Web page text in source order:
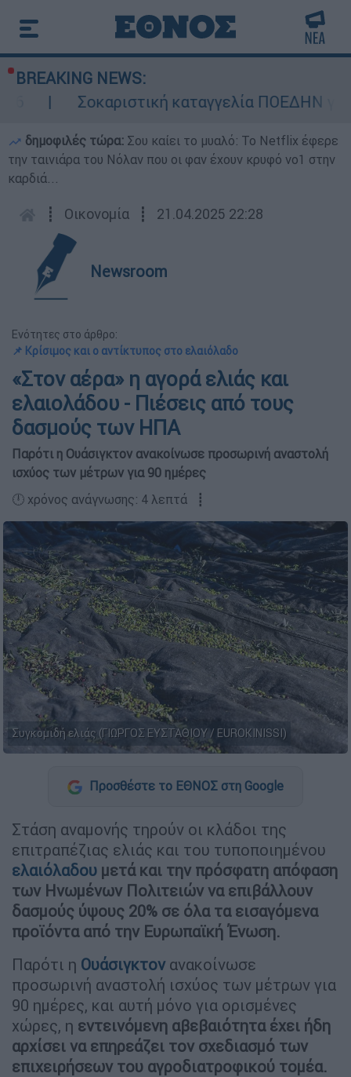
BREAKING NEWS:
Σοκαριστική καταγγελία ΠΟΕΔΗΝ για
δημοφιλές τώρα: Σου καίει το μυαλό: Το Netflix έφερε
την ταινιάρα του Νόλαν που οι φαν έχουν κρυφό νο1 στην
καρδιά...
┋ Οικονομία ┋ 21.04.2025 22:28
Newsroom
Ενότητες στο άρθρο:
📌 Κρίσιμος και ο αντίκτυπος στο ελαιόλαδο
«Στον αέρα» η αγορά ελιάς και
ελαιολάδου - Πιέσεις από τους
δασμούς των ΗΠΑ
Παρότι η Ουάσιγκτον ανακοίνωσε προσωρινή αναστολή
ισχύος των μέτρων για 90 ημέρες
🕛 χρόνος ανάγνωσης: 4 λεπτά ┋
Συγκομιδή ελιάς (ΓΙΩΡΓΟΣ ΕΥΣΤΑΘΙΟΥ / EUROKINISSI)
Προσθέστε το ΕΘΝΟΣ στη Google
Στάση αναμονής τηρούν οι κλάδοι της
επιτραπέζιας ελιάς και του τυποποιημένου
ελαιόλαδου μετά και την πρόσφατη απόφαση
των Ηνωμένων Πολιτειών να επιβάλλουν
δασμούς ύψους 20% σε όλα τα εισαγόμενα
προϊόντα από την Ευρωπαϊκή Ένωση.
Παρότι η Ουάσιγκτονανακοίνωσε
προσωρινή αναστολή ισχύος των μέτρων για
90 ημέρες, και αυτή μόνο για ορισμένες
χώρες, η εντεινόμενη αβεβαιότητα έχει ήδη
αρχίσει να επηρεάζει τον σχεδιασμό των
επιχειρήσεων του αγροδιατροφικού τομέα.